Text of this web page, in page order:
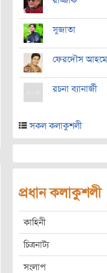
সুজাতা
ফেরদৌস
রচনা ব্যানার্জী
সকল কলাকুশলী
প্রধান কলাকুশলী
কাহিনী
চিত্রনাট্য
সংলাপ